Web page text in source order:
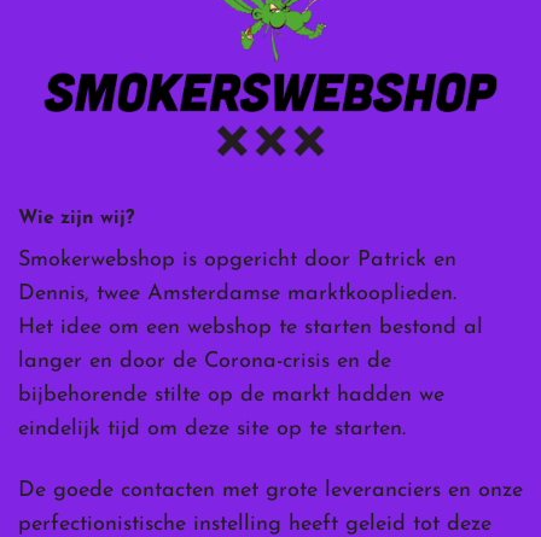
Wie zijn wij?
Smokerwebshop is opgericht door Patrick en
Dennis, twee Amsterdamse marktkooplieden.
Het idee om een webshop te starten bestond al
langer en door de Corona-crisis en de
bijbehorende stilte op de markt hadden we
eindelijk tijd om deze site op te starten.
De goede contacten met grote leveranciers en onze
perfectionistische instelling heeft geleid tot deze